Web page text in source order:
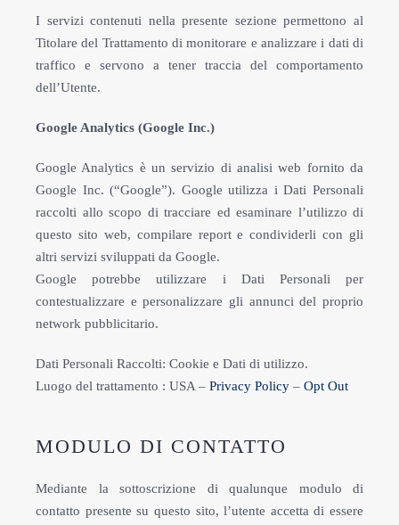
I servizi contenuti nella presente sezione permettono al
Titolare del Trattamento di monitorare e analizzare i dati di
traffico e servono a tener traccia del comportamento
dell’Utente.
Google Analytics (Google Inc.)
Google Analytics è un servizio di analisi web fornito da
Google Inc. (“Google”). Google utilizza i Dati Personali
raccolti allo scopo di tracciare ed esaminare l’utilizzo di
questo sito web, compilare report e condividerli con gli
altri servizi sviluppati da Google.
Google potrebbe utilizzare i Dati Personali per
contestualizzare e personalizzare gli annunci del proprio
network pubblicitario.
Dati Personali Raccolti: Cookie e Dati di utilizzo.
Luogo del trattamento : USA – Privacy Policy – Opt Out
MODULO DI CONTATTO
Mediante la sottoscrizione di qualunque modulo di
contatto presente su questo sito, l’utente accetta di essere